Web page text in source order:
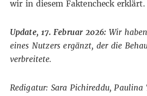
wir in diesemFaktencheckerklärt.
Update, 17. Februar 2026: Wir
eines Nutzers ergänzt, der die
verbreitete.
Redigatur: Sara Pichireddu, Paulina